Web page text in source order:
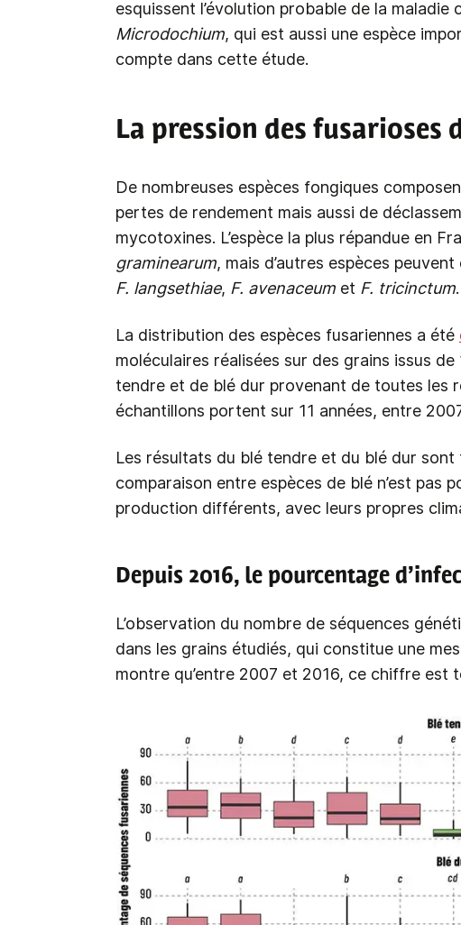
esquissent l’évolution probable de la maladie
Microdochium, qui est aussi une espèce
compte dans cette étude.
La pression des fusarioses
De nombreuses espèces fongiques
pertes de rendement mais aussi de
mycotoxines. L’espèce la plus répandue en
graminearum, mais d’autres espèces
F. langsethiae, F. avenaceumet F. tricinctum.
La distribution des espèces fusariennes a été
moléculaires réalisées sur des grains issus
tendre et de blé dur provenant de toutes les
échantillons portent sur 11 années, entre
Les résultats du blé tendre et du blé dur
comparaison entre espèces de blé n’est pas
production différents, avec leurs propres
Depuis 2016, le pourcentage
L’observation du nombre de séquences
dans les grains étudiés, qui constitue une
montre qu’entre 2007 et 2016, ce chiffre est